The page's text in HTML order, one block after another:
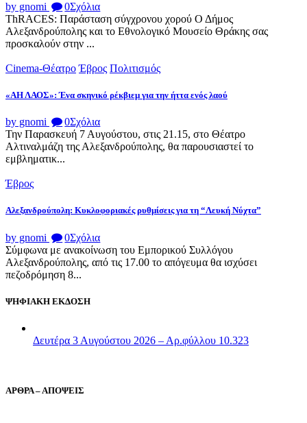
by gnomi 0Σχόλια
ThRACES: Παράσταση σύγχρονου χορού Ο Δήμος
Αλεξανδρούπολης και το Εθνολογικό Μουσείο Θράκης σας
προσκαλούν στην ...
Cinema-Θέατρο Έβρος Πολιτισμός
«ΑΗ ΛΑΟΣ»: Ένα σκηνικό ρέκβιεμ για την ήττα ενός λαού
by gnomi 0Σχόλια
Την Παρασκευή 7 Αυγούστου, στις 21.15, στο Θέατρο
Αλτιναλμάζη της Αλεξανδρούπολης, θα παρουσιαστεί το
εμβληματικ...
Έβρος
Αλεξανδρούπολη: Κυκλοφοριακές ρυθμίσεις για τη “Λευκή Νύχτα”
by gnomi 0Σχόλια
Σύμφωνα με ανακοίνωση του Εμπορικού Συλλόγου
Αλεξανδρούπολης, από τις 17.00 το απόγευμα θα ισχύσει
πεζοδρόμηση 8...
ΨΗΦΙΑΚΗ ΕΚΔΟΣΗ
Δευτέρα 3 Αυγούστου 2026 – Αρ.φύλλου 10.323
ΑΡΘΡΑ – ΑΠΟΨΕΙΣ